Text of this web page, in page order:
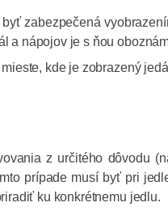
zabezpečená
a nápojov je s ňou
kde je zobrazený
z určitého dôvodu
prípade musí byť pri
ku konkrétnemu jedlu.